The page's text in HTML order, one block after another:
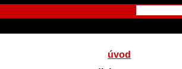
úvod